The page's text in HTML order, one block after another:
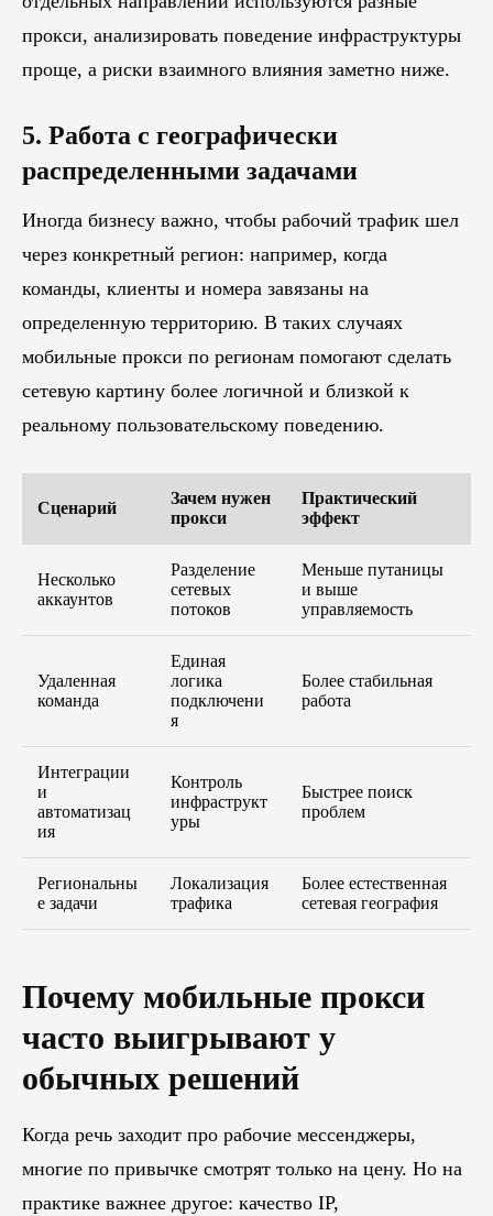
прокси, анализировать поведение инфраструктуры
проще, а риски взаимного влияния заметно ниже.
5. Работа с географически
распределенными задачами
Иногда бизнесу важно, чтобы рабочий трафик шел
через конкретный регион: например, когда
команды, клиенты и номера завязаны на
определенную территорию. В таких случаях
мобильные прокси по регионам помогают сделать
сетевую картину более логичной и близкой к
реальному пользовательскому поведению.
Сценарий
Зачем нужен
прокси
Практический
эффект
Несколько
аккаунтов
Разделение
сетевых
потоков
Меньше путаницы
и выше
управляемость
Удаленная
команда
Единая
логика
подключени
я
Более стабильная
работа
Интеграции
и
автоматизац
ия
Контроль
инфраструкт
уры
Быстрее поиск
проблем
Региональны
е задачи
Локализация
трафика
Более естественная
сетевая география
Почему мобильные прокси
часто выигрывают у
обычных решений
Когда речь заходит про рабочие мессенджеры,
многие по привычке смотрят только на цену. Но на
практике важнее другое: качество IP,